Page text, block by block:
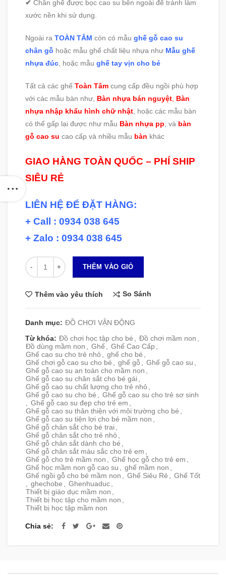
✔ Chân ghế được bọc cao su bên ngoài để tránh làm
xước nền khi sử dụng.
Ngoài ra TOÀN TÂM còn có mẫu ghế gỗ cao su
chân gỗ hoặc mẫu ghế chất liệu nhựa như Mẫu ghế
nhựa đúc , hoặc mẫu ghế tay vịn cho bé
Tất cả các ghế Toàn Tâm cung cấp đều ngồi phù hợp
với các mẫu bàn như, Bàn nhựa bán nguyệt Bàn
nhựa nhập khẩu hình chữ nhật , hoặc các mẫu bàn
có thể gấp lại được như mẫu Bàn nhựa pp , và bàn
gỗ cao su cao cấp và nhiều mẫu bàn khác
GIAO HÀNG TOÀN QUỐC – PHÍ SHIP
SIÊU RẺ
LIÊN HỆ ĐỂ ĐẶT HÀNG:
+ Call : 0934 038 645
+ Zalo : 0934 038 645
Số lượng
THÊM VÀO GIỎ
Thêm vào yêu thích So Sánh
Danh mục: ĐỒ CHƠI VẬN ĐỘNG
Từ khóa: Đồ chơi học tập cho bé , Đồ chơi mầm non ,
Đồ dùng mầm non , Ghế, Ghế Cao Cấp,
Ghế cao su cho trẻ nhỏ , ghế cho bé ,
Ghế chơi gỗ cao su cho bé , ghế gỗ , Ghế gỗ cao su ,
Ghế gỗ cao su an toàn cho mầm non ,
Ghế gỗ cao su chân sắt cho bé gái,
Ghế gỗ cao su chất lượng cho trẻ nhỏ ,
Ghế gỗ cao su cho bé , Ghế gỗ cao su cho trẻ sơ sinh
, Ghế gỗ cao su đẹp cho trẻ em ,
Ghế gỗ cao su thân thiện với môi trường cho bé ,
Ghế gỗ cao su tiện lợi cho bé mầm non ,
Ghế gỗ chân sắt cho bé trai,
Ghế gỗ chân sắt cho trẻ nhỏ ,
Ghế gỗ chân sắt dành cho bé ,
Ghế gỗ chân sắt màu sắc cho trẻ em ,
Ghế gỗ cho trẻ mầm non , Ghế học gỗ cho trẻ em ,
Ghế học mầm non gỗ cao su , ghế mầm non ,
Ghế ngồi gỗ cho bé mầm non , Ghế Siêu Rẻ , Ghế Tốt
, ghechobe , Ghenhuaduc,
Thiết bị giáo dục mầm non ,
Thiết bị học tập cho mầm non ,
Thiết bị học tập mầm non
Chia sẻ